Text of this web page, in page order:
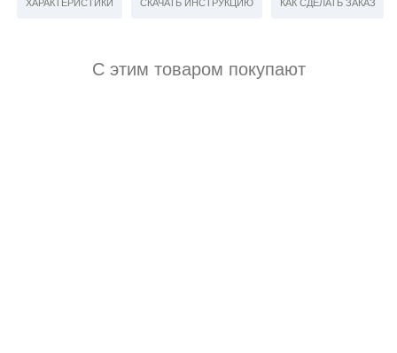
ХАРАКТЕРИСТИКИ СКАЧАТЬ ИНСТРУКЦИЮ КАК СДЕЛАТЬ ЗАКАЗ
С этим товаром покупают